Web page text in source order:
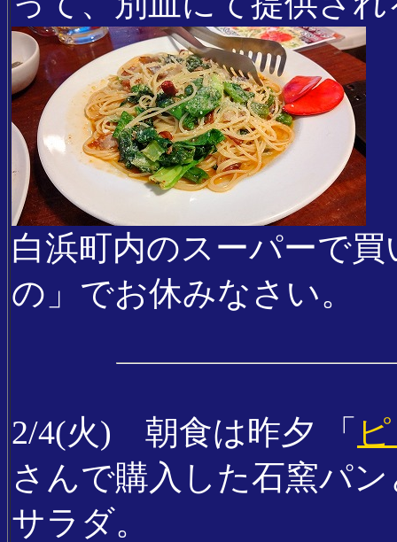
白浜町内のスーパーで
の」でお休みなさい。
2/4(火) 朝食は昨夕 「
さんで購入した石窯パ
サラダ。